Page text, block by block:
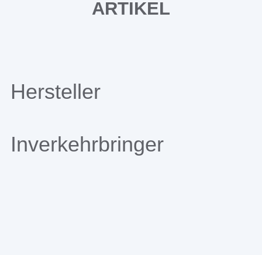
ARTIKEL
Hersteller
Inverkehrbringer